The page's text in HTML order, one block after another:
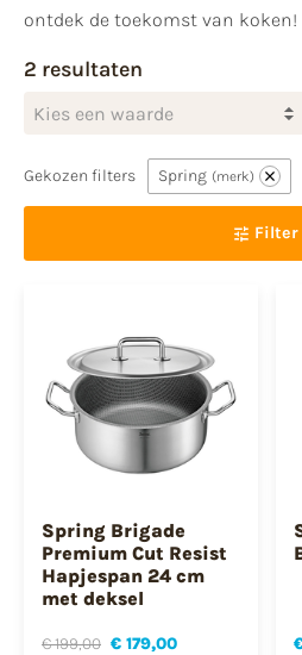
ontdek de toekomst van koken!
2 resultaten
Kies een waarde
Gekozen filters Spring merk
Filter
Spring Brigade
Premium Cut Resist
Hapjespan 24 cm
met deksel
€ 199,00 € 179,00